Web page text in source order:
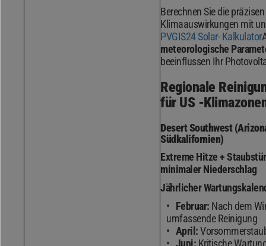
Berechnen Sie die
Klimaauswirkungen mit
PVGIS24 Solar- Kalkulator
meteorologische
beeinflussen Ihr
Regionale
für US -
Desert Southwest
Südkalifornien)
Extreme Hitze +
minimaler Niederschlag
Jährlicher
Februar: Nach dem
umfassende Reinigung
April:
Juni: Kritische